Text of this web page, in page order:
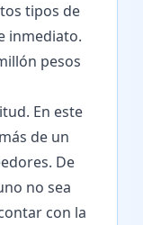
tipos de
inmediato.
pesos
En este
de un
De
no sea
con la